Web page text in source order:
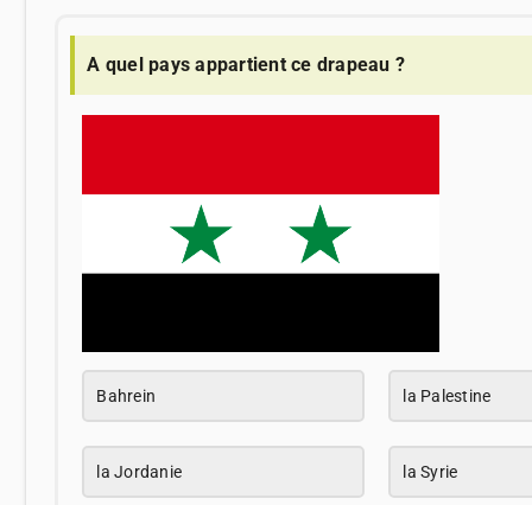
A quel pays appartient ce drapeau ?
Bahrein la Palestine
la Jordanie la Syrie